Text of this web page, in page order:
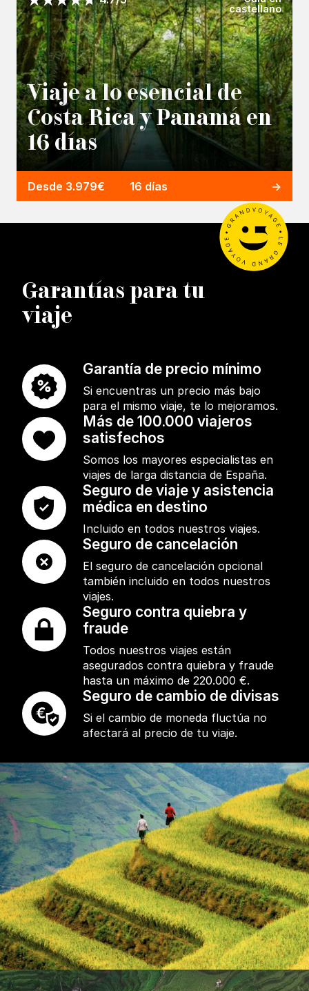
castellano
Viaje a lo esencial de
Costa Rica y Panamá en
16 días
Desde 3.979€ 16 días
Garantías para tu
viaje
Garantía de precio mínimo
Si encuentras un precio más bajo
para el mismo viaje, te lo mejoramos.
Más de 100.000 viajeros
satisfechos
Somos los mayores especialistas en
viajes de larga distancia de España.
Seguro de viaje y asistencia
médica en destino
Incluido en todos nuestros viajes.
Seguro de cancelación
El seguro de cancelación opcional
también incluido en todos nuestros
viajes.
Seguro contra quiebra y
fraude
Todos nuestros viajes están
asegurados contra quiebra y fraude
hasta un máximo de 220.000 €.
Seguro de cambio de divisas
Si el cambio de moneda fluctúa no
afectará al precio de tu viaje.